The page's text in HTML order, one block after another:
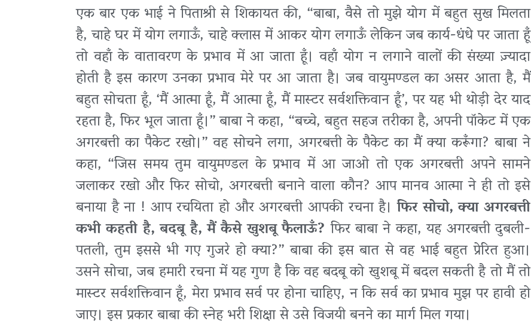
एक बार एक भाई ने पिताश्री से शिकायत की, “बाबा, वैसे तो मुझे योग में बहुत सुख मिलता
है, चाहे घर में योग लगाऊँ, चाहे क्लास में आकर योग लगाऊँ लेकिन जब कार्य-धंधे पर जाता हूँ
तो वहाँ के वातावरण के प्रभाव में आ जाता हूँ। वहाँ योग न लगाने वालों की संख्या ज़्यादा
होती है इस कारण उनका प्रभाव मेरे पर आ जाता है। जब वायुमण्डल का असर आता है, मैं
बहुत सोचता हूँ, ‘मैं आत्मा हूँ, मैं आत्मा हूँ, मैं मास्टर सर्वशक्तिवान हूँ’, पर यह भी थोड़ी देर याद
रहता है, फिर भूल जाता हूँ।” बाबा ने कहा, “बच्चे, बहुत सहज तरीका है, अपनी पॉकेट में एक
अगरबत्ती का पैकेट रखो।” वह सोचने लगा, अगरबत्ती के पैकेट का मैं क्या करूँगा? बाबा ने
कहा, “जिस समय तुम वायुमण्डल के प्रभाव में आ जाओ तो एक अगरबत्ती अपने सामने
जलाकर रखो और फिर सोचो, अगरबत्ती बनाने वाला कौन? आप मानव आत्मा ने ही तो इसे
बनाया है ना ! आप रचयिता हो और अगरबत्ती आपकी रचना है।फिर सोचो, क्या अगरबत्ती
कभी कहती है, बदबू है, मैं कैसे खुशबू फैलाऊँ? फिर बाबा ने कहा, यह अगरबत्ती दुबली-
पतली, तुम इससे भी गए गुजरे हो क्या?” बाबा की इस बात से वह भाई बहुत प्रेरित हुआ।
उसने सोचा, जब हमारी रचना में यह गुण है कि वह बदबू को खुशबू में बदल सकती है तो मैं तो
मास्टर सर्वशक्तिवान हूँ, मेरा प्रभाव सर्व पर होना चाहिए, न कि सर्व का प्रभाव मुझ पर हावी हो
जाए। इस प्रकार बाबा की स्नेह भरी शिक्षा से उसे विजयी बनने का मार्ग मिल गया।